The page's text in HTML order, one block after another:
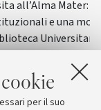
per il suo
all’Alma Mater:
e una
culturale